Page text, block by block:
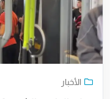
الأخبار